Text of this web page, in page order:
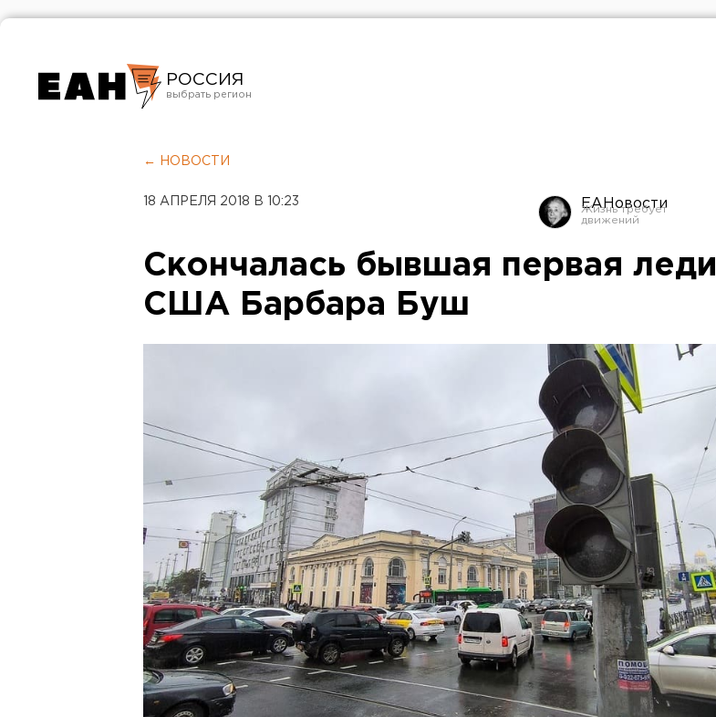
РОССИЯ
Челябинск
← НОВОСТИ
18 АПРЕЛЯ 2018 В 10:23 ЕАНовости
Скончалась бывшая первая леди
США Барбара Буш